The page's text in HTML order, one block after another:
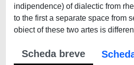
indipendence) of dialectic from
to the first a separate space from
obiect of these two artes is
Scheda breve